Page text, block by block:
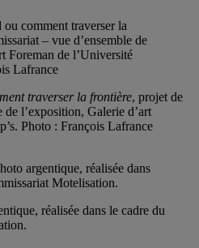
traverser la frontière, projet de
de l’exposition, Galerie d’art
Photo : François Lafrance
réalisée dans le cadre du